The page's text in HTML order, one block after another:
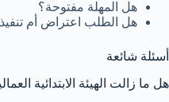
هل المهلة مفتوحة؟
هل الطلب اعتراض أم
أسئلة شائعة
هل ما زالت الهيئة الابتدائية